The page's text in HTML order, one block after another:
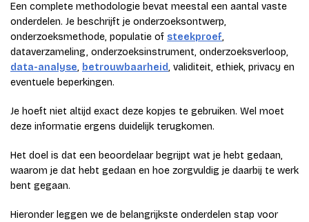
Een complete methodologie bevat meestal een aantal vaste
onderdelen. Je beschrijft je onderzoeksontwerp,
onderzoeksmethode, populatie of steekproef,
dataverzameling, onderzoeksinstrument, onderzoeksverloop,
data-analyse, betrouwbaarheid, validiteit, ethiek, privacy en
eventuele beperkingen.
Je hoeft niet altijd exact deze kopjes te gebruiken. Wel moet
deze informatie ergens duidelijk terugkomen.
Het doel is dat een beoordelaar begrijpt wat je hebt gedaan,
waarom je dat hebt gedaan en hoe zorgvuldig je daarbij te werk
bent gegaan.
Hieronder leggen we de belangrijkste onderdelen stap voor